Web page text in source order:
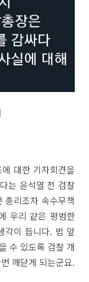
대한 기자회견을
는 윤석열 전 검찰
총리조차 속수무책
우리 같은 평범한
각이 듭니다. 법 앞
수 있도록 검찰 개
깨닫게 되는군요.